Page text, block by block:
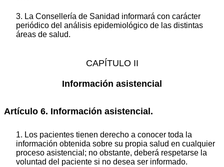
3. La Consellería de Sanidad informará con carácter
periódico del análisis epidemiológico de las distintas
áreas de salud.
CAPÍTULO II
Información asistencial
Artículo 6. Información asistencial.
1. Los pacientes tienen derecho a conocer toda la
información obtenida sobre su propia salud en cualquier
proceso asistencial; no obstante, deberá respetarse la
voluntad del paciente si no desea ser informado.